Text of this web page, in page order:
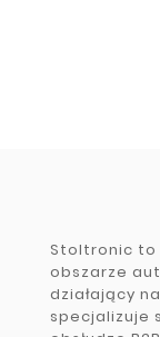
Stoltronic to
obszarze
działający
specjalizuje